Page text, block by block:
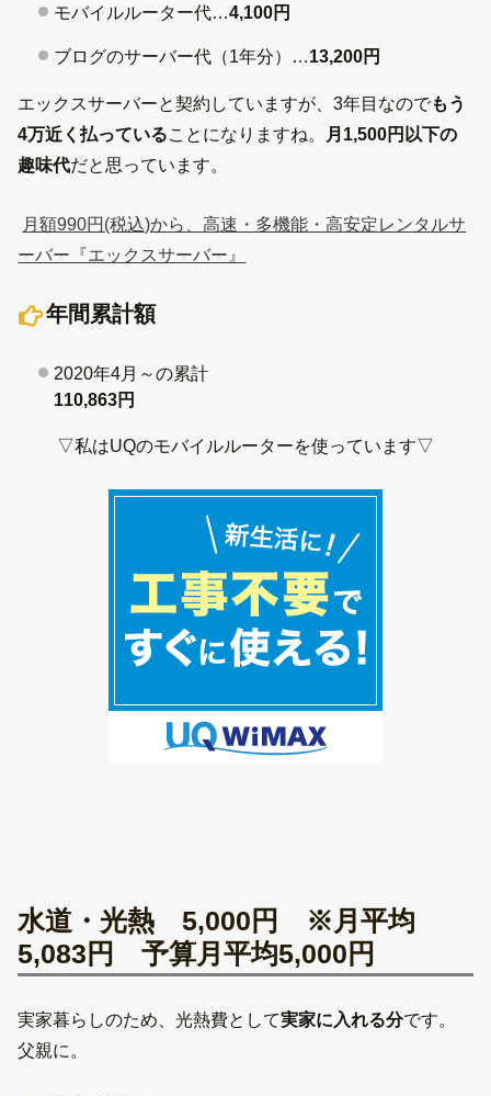
モバイルルーター代…4,100円
ブログのサーバー代（1年分）…13,200円
エックスサーバーと契約していますが、3年目なのでもう
4万近く払っていることになりますね。
月1,500円以下の
趣味代だと思っています。
月額990円(税込)から、高速・多機能・高安定レンタルサ
ーバー『エックスサーバー』
年間累計額
2020年4月～の累計
110,863円
▽私はUQのモバイルルーターを使っています▽
水道・光熱 5,000円 ※月平均
5,083円 予算月平均5,000円
実家暮らしのため、光熱費として実家に入れる分です。
父親に。